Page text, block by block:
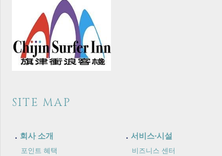
SITE MAP
회사 소개
포인트 혜택
서비스·시설
비즈니스 센터